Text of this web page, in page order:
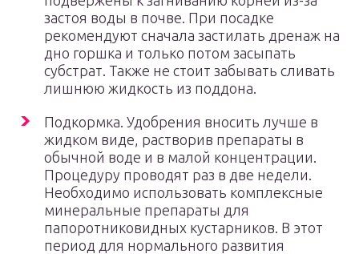
застоя воды в почве. При посадке
рекомендуют сначала застилать дренаж на
дно горшка и только потом засыпать
субстрат. Также не стоит забывать сливать
лишнюю жидкость из поддона.
Подкормка. Удобрения вносить лучше в
жидком виде, растворив препараты в
обычной воде и в малой концентрации.
Процедуру проводят раз в две недели.
Необходимо использовать комплексные
минеральные препараты для
папоротниковидных кустарников. В этот
период для нормального развития